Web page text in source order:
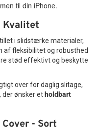
til din iPhone.
Kvalitet
i slidstærke materialer,
af fleksibilitet og robusthed
stød effektivt og beskytte
over for daglig slitage,
der ønsker et holdbart
- Sort